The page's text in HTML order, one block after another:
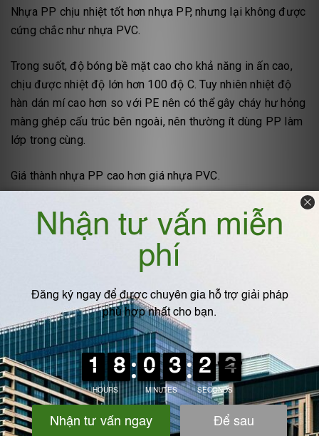
Nhựa PP chịu nhiệt tốt hơn nhựa PP, nhưng lại không được
cứng chắc như nhựa PVC.
Trong suốt, độ bóng bề mặt cao cho khả năng in ấn cao,
chịu được nhiệt độ lớn hơn 100 độ C. Tuy nhiên nhiệt độ
hàn dán mí cao hơn so với PE nên có thể gây cháy hư hỏng
màng ghép cấu trúc bên ngoài, nên thường ít dùng PP làm
lớp trong cùng.
Giá thành nhựa PP cao hơn giá nhựa PVC.
Quá trình gia công bồn nhựa PP
Thiết kế bản vẽ trước khi gia công
Đo đạc và cắt các tấm chính xác kích thước để ra phôi
theo bản vẽ thiết kế
Sử dụng máy hàn nhiệt và que hàn pp để hàn gắn các tấm
pp lại với nhau tạo hình sản phẩm. Nguyên lý của quá trình
hàn nhựa PP rất đơn giản, hơi nóng của máy hàn nhiệt làm
que
Ứng dụng điển hình của bể nhựa PP